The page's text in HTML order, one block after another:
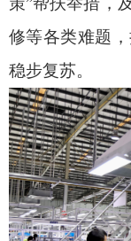
修等各类难题
稳步复苏。